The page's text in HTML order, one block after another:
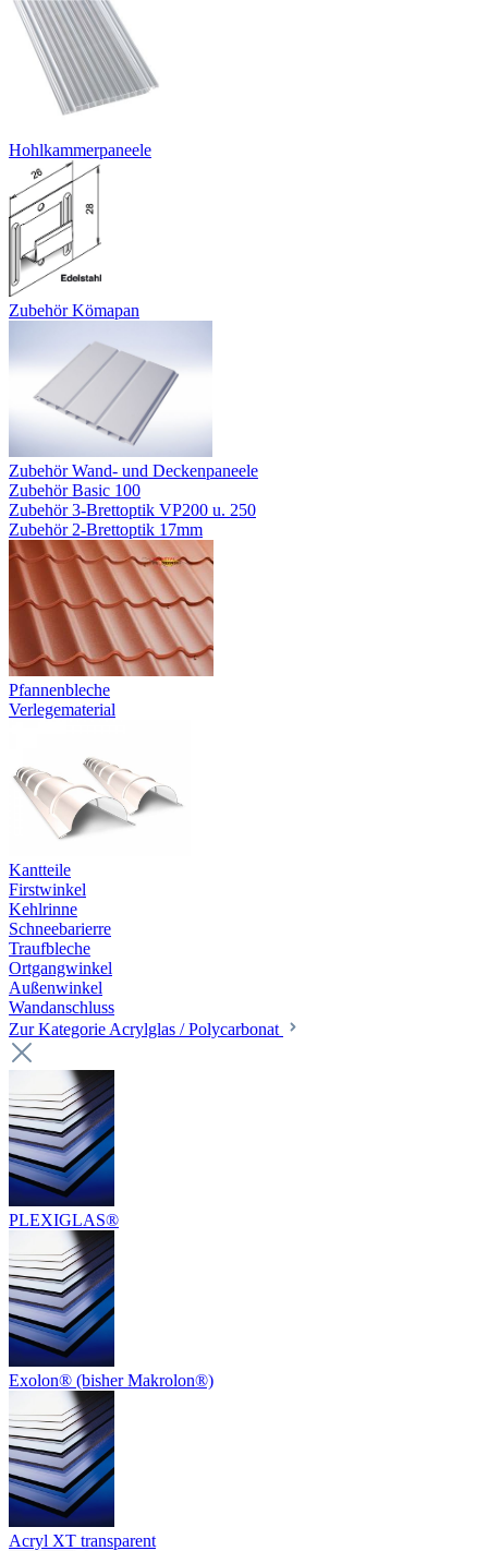
Hohlkammerpaneele
Zubehör Kömapan
Zubehör Wand- und Deckenpaneele
Zubehör Basic 100
Zubehör 3-Brettoptik VP200 u. 250
Zubehör 2-Brettoptik 17mm
Pfannenbleche
Verlegematerial
Kantteile
Firstwinkel
Kehlrinne
Schneebarierre
Traufbleche
Ortgangwinkel
Außenwinkel
Wandanschluss
Zur Kategorie Acrylglas / Polycarbonat
PLEXIGLAS®
Exolon® (bisher Makrolon®)
Acryl XT transparent